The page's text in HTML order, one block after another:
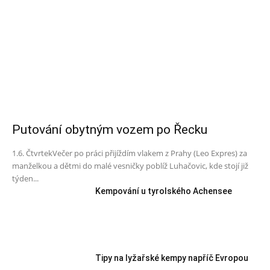
Putování obytným vozem po Řecku
1.6. ČtvrtekVečer po práci přijíždím vlakem z Prahy (Leo Expres) za
manželkou a dětmi do malé vesničky poblíž Luhačovic, kde stojí již
týden...
Kempování u tyrolského Achensee
Tipy na lyžařské kempy napříč Evropou